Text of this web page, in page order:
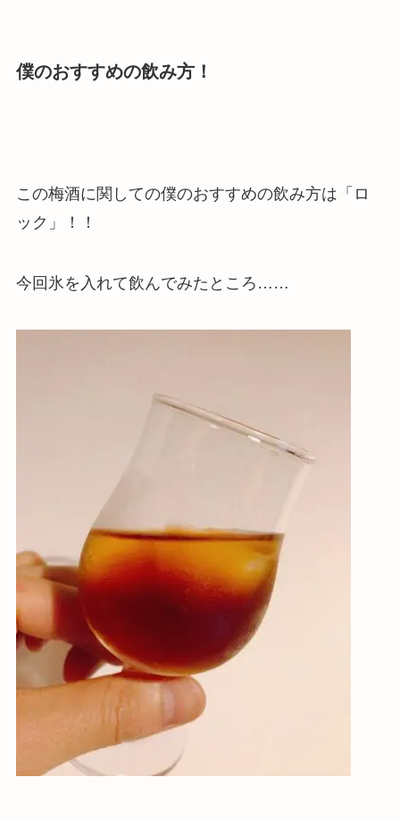
僕のおすすめの飲み方！
この梅酒に関しての僕のおすすめの飲み方は「ロ
ック」！！
今回氷を入れて飲んでみたところ……